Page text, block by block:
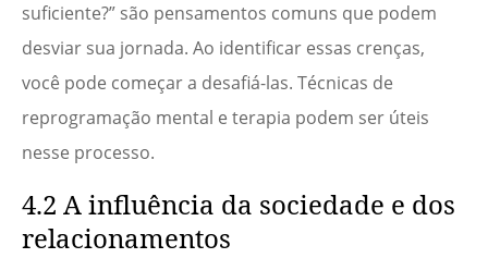
suficiente?” são pensamentos comuns que podem
desviar sua jornada. Ao identificar essas crenças,
você pode começar a desafiá-las. Técnicas de
reprogramação mental e terapia podem ser úteis
nesse processo.
4.2 A influência da sociedade e dos
relacionamentos